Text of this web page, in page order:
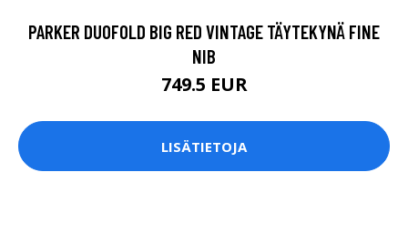
PARKER DUOFOLD BIG RED VINTAGE TÄYTEKYNÄ FINE
NIB
749.5 EUR
LISÄTIETOJA